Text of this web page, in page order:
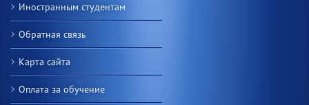
Иностранным студентам
Обратная связь
Карта сайта
Оплата за обучение